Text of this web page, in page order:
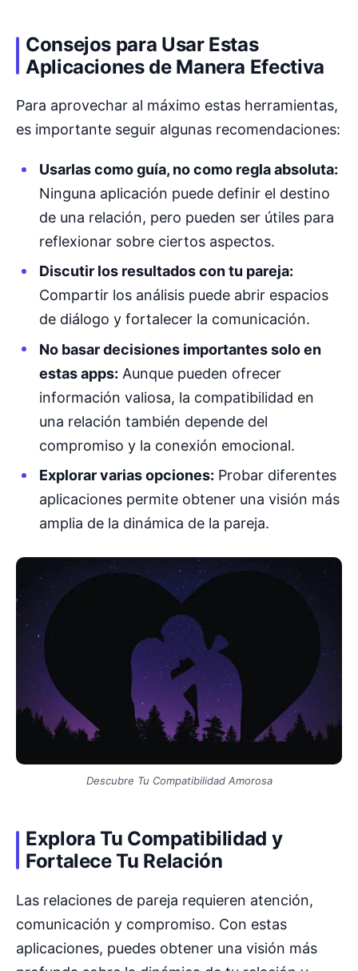
Consejos para Usar Estas
Aplicaciones de Manera Efectiva
Para aprovechar al máximo estas herramientas,
es importante seguir algunas recomendaciones:
Usarlas como guía, no como regla absoluta:
Ninguna aplicación puede definir el destino
de una relación, pero pueden ser útiles para
reflexionar sobre ciertos aspectos.
Discutir los resultados con tu pareja:
Compartir los análisis puede abrir espacios
de diálogo y fortalecer la comunicación.
No basar decisiones importantes solo en
estas apps: Aunque pueden ofrecer
información valiosa, la compatibilidad en
una relación también depende del
compromiso y la conexión emocional.
Explorar varias opciones: Probar diferentes
aplicaciones permite obtener una visión más
amplia de la dinámica de la pareja.
Descubre Tu Compatibilidad Amorosa
Explora Tu Compatibilidad y
Fortalece Tu Relación
Las relaciones de pareja requieren atención,
comunicación y compromiso. Con estas
aplicaciones, puedes obtener una visión más